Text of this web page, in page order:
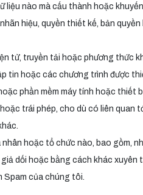
liệu nào mà cấu thành hoặc
hiệu, quyền thiết kế, bản
tử, truyền tải hoặc phương thức
tin hoặc các chương trình được
phần mềm máy tính hoặc thiết
trái phép, cho dù có liên quan
nhân hoặc tổ chức nào, bao gồm,
dối hoặc bằng cách khác
Spam của chúng tôi.